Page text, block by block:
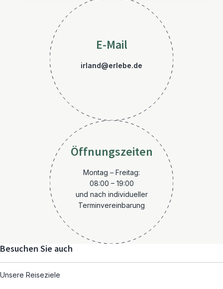
E-Mail
irland@erlebe.de
Öffnungszeiten
Montag – Freitag:
08:00 – 19:00
und nach individueller
Terminvereinbarung
Besuchen Sie auch
Unsere Reiseziele